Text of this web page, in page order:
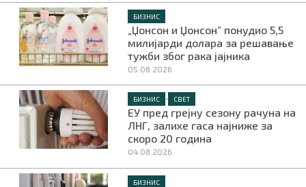
БИЗНИС
„Џонсон и Џонсон” понудио 5,5
милијарди долара за решавање
тужби због рака јајника
05.08.2026.
БИЗНИС • СВЕТ
ЕУ пред грејну сезону рачуна на
ЛНГ, залихе гаса најниже за
скоро 20 година
04.08.2026.
БИЗНИС